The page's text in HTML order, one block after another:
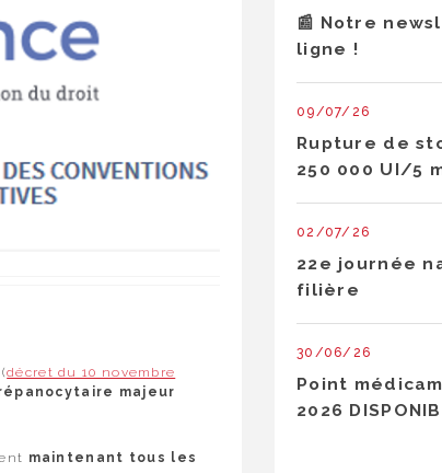
décret du 10 novembre
majeur
maintenant tous les
📰 Notre
ligne !
09/07/26
Rupture de
250 000 UI/5
02/07/26
22e journée
filière
30/06/26
Point
2026